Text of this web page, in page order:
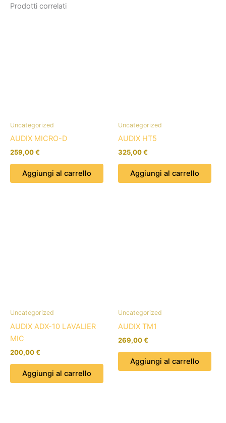
Prodotti correlati
Uncategorized
AUDIX MICRO-D
259,00€
Aggiungi al carrello
Uncategorized
AUDIX HT5
325,00€
Aggiungi al carrello
Uncategorized
AUDIX ADX-10 LAVALIER
MIC
200,00€
Aggiungi al carrello
Uncategorized
AUDIX TM1
269,00€
Aggiungi al carrello